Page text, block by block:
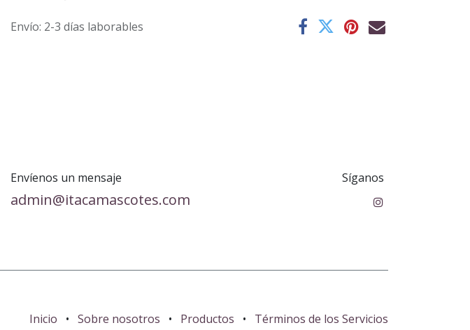
Envío: 2-3 días laborables
Envíenos un mensaje
admin@itacamascotes.com
Síganos
Inicio • Sobre nosotros • Productos • Términos de los Servicios